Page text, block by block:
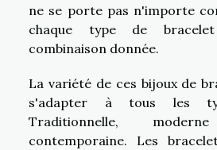
ne se porte pas n'importe
chaque type de
combinaison donnée.
La variété de ces bijoux de
s'adapter à tous les
Traditionnelle,
contemporaine. Les